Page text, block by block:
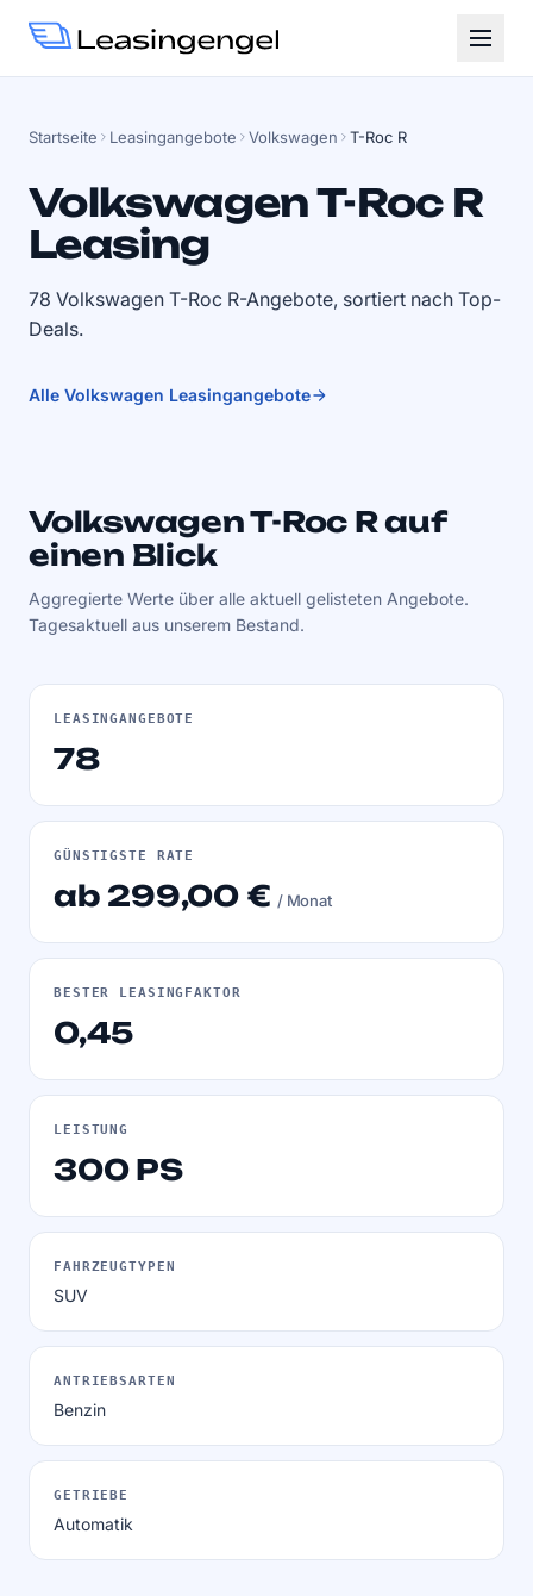
Startseite Leasingangebote Volkswagen T-Roc R
Volkswagen T-Roc R
Leasing
78 Volkswagen T-Roc R-Angebote, sortiert nach Top-
Deals.
Alle Volkswagen Leasingangebote
Volkswagen T-Roc R auf
einen Blick
Aggregierte Werte über alle aktuell gelisteten Angebote.
Tagesaktuell aus unserem Bestand.
LEASINGANGEBOTE
78
GÜNSTIGSTE RATE
ab 299,00 €/ Monat
BESTER LEASINGFAKTOR
0,45
LEISTUNG
300 PS
FAHRZEUGTYPEN
SUV
ANTRIEBSARTEN
Benzin
GETRIEBE
Automatik